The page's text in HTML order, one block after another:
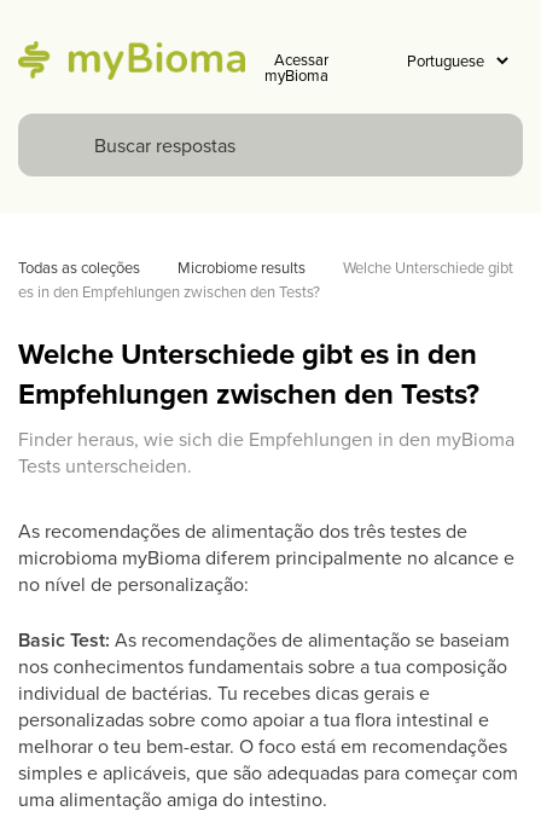
Acessar
myBioma
Todas as coleções Microbiome results
Welche Unterschiede gibt
es in den Empfehlungen zwischen den Tests?
Welche Unterschiede gibt es in den
Empfehlungen zwischen den Tests?
Finder heraus, wie sich die Empfehlungen in den myBioma
Tests unterscheiden.
As recomendações de alimentação dos três testes de
microbioma myBioma diferem principalmente no alcance e
no nível de personalização:
Basic Test: As recomendações de alimentação se baseiam
nos conhecimentos fundamentais sobre a tua composição
individual de bactérias. Tu recebes dicas gerais e
personalizadas sobre como apoiar a tua flora intestinal e
melhorar o teu bem-estar. O foco está em recomendações
simples e aplicáveis, que são adequadas para começar com
uma alimentação amiga do intestino.